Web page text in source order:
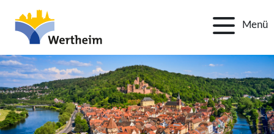
Menü